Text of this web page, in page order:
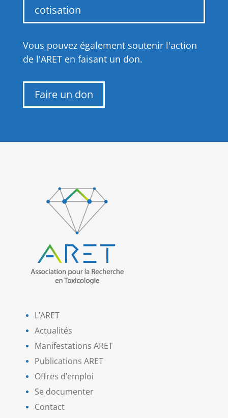
cotisation
Vous pouvez également soutenir l'action
de l'ARET en faisant un don.
Faire un don
L’ARET
Actualités
Manifestations ARET
Publications ARET
Offres d’emploi
Se documenter
Contact